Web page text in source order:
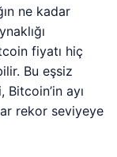
ne kadar
fiyatı hiç
Bu eşsiz
Bitcoin’in ayı
rekor seviyeye